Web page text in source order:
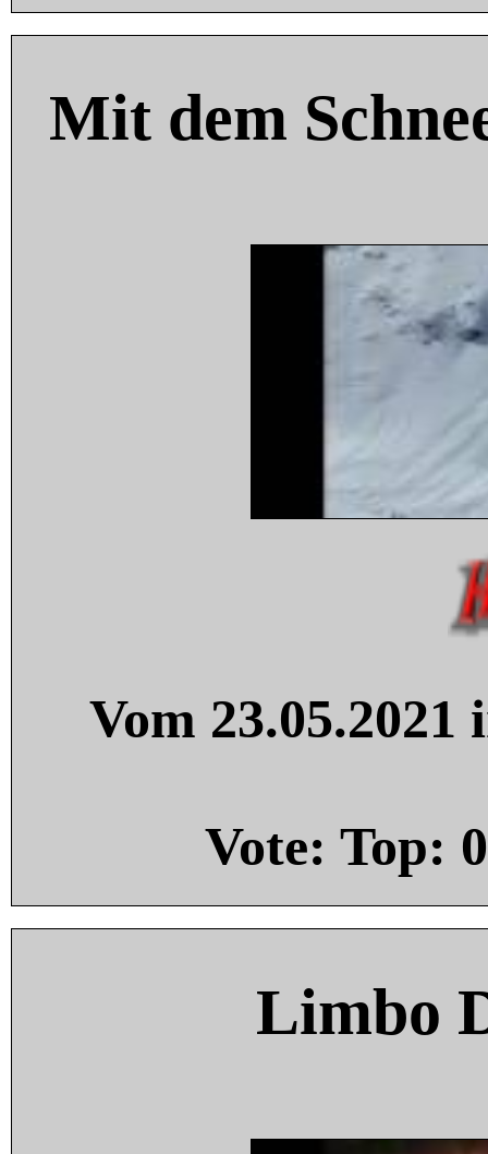
Mit dem
Vom
Vote: Top: 0
Limbo